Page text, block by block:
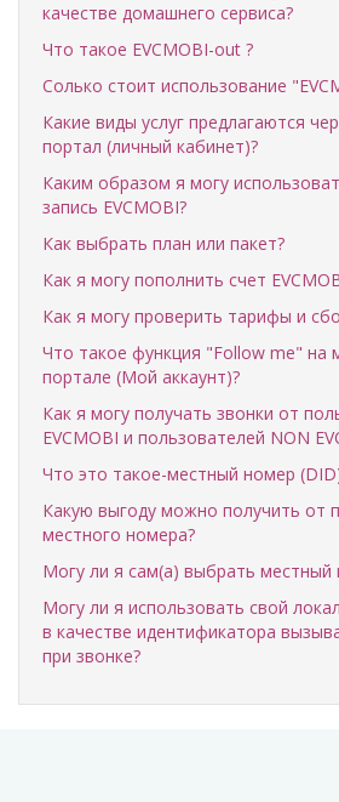
качестве домашнего сервиса?
Что такое EVCMOBI-out ?
Солько стоит использование
Какие виды услуг предлагаются
портал (личный кабинет)?
Каким образом я могу
запись EVCMOBI?
Как выбрать план или пакет?
Как я могу пополнить счет
Как я могу проверить тарифы и
Что такое функция "Follow me" на
портале (Мой аккаунт)?
Как я могу получать звонки от
EVCMOBI и пользователей NON
Что это такое-местный номер
Какую выгоду можно получить от
местного номера?
Могу ли я сам(а) выбрать местный
Могу ли я использовать свой
в качестве идентификатора
при звонке?